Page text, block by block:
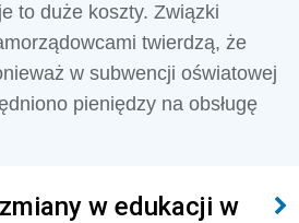
to duże koszty. Związki
twierdzą, że
w subwencji oświatowej
pieniędzy na obsługę
w edukacji w